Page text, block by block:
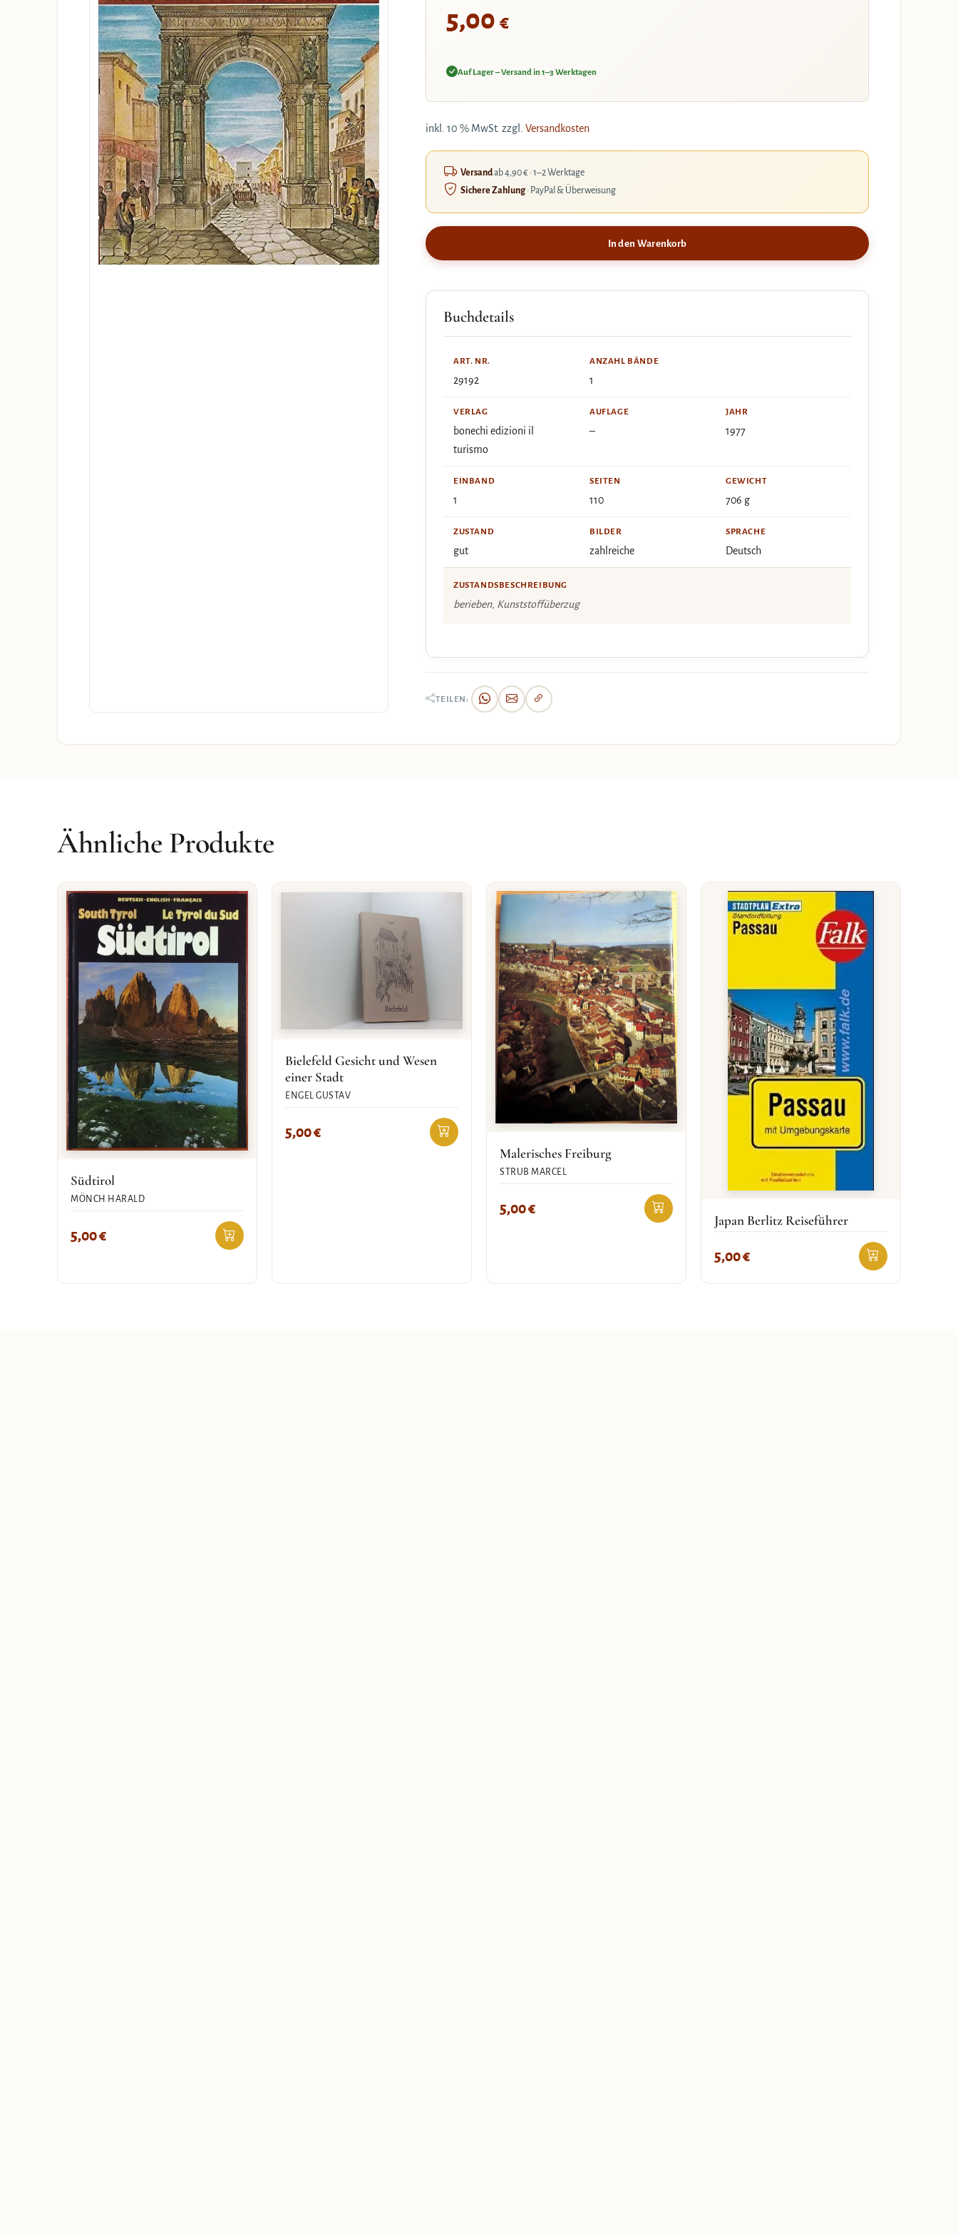
5,00 €
Auf Lager – Versand in 1–3 Werktagen
inkl. 10 % MwSt. zzgl. Versandkosten
Versandab 4,90 € · 1–2 Werktage
Sichere Zahlung· PayPal & Überweisung
In den Warenkorb
Buchdetails
ART. NR.
29192
ANZAHL BÄNDE
1
VERLAG
bonechi edizioni il
turismo
AUFLAGE
–
JAHR
1977
EINBAND
1
SEITEN
110
GEWICHT
706 g
ZUSTAND
gut
BILDER
zahlreiche
SPRACHE
Deutsch
ZUSTANDSBESCHREIBUNG
berieben, Kunststoffüberzug
TEILEN:
Ähnliche Produkte
Südtirol
MÖNCH HARALD
5,00€
Bielefeld Gesicht und Wesen
einer Stadt
ENGEL GUSTAV
5,00€
Malerisches Freiburg
STRUB MARCEL
5,00€
Japan Berlitz Reiseführer
5,00€